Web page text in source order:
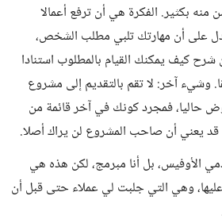
منه بكثير. الفكرة هي أن ترفع أعمالا
على أن مهارتك تلبي مطلب الشخص،
شرح كيف يمكنك القيام بالمطلوب استنادا
وشيء آخر: لا تقم بالتقديم إلى مشروع
حاليا، فمجرد كونك في آخر قائمة من
الأوفيس، بل أنا مبرمج، لكن هذه هي
وهي التي جلبت لي عملاء حتى قبل أن